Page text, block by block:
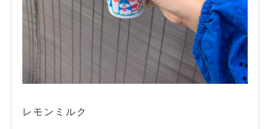
レモンミルク